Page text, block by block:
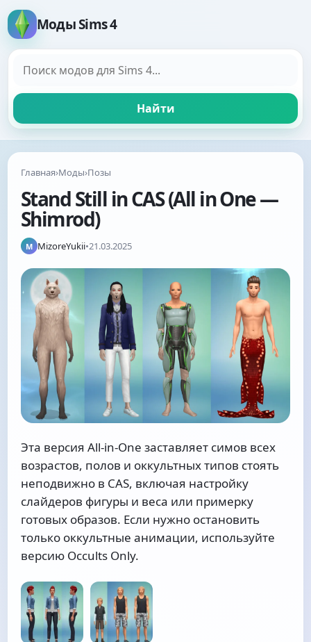
Моды Sims 4
Найти
Главная›Моды›Позы
Stand Still in CAS (All in One —
Shimrod)
M MizoreYukii•21.03.2025
Эта версия All-in-One заставляет симов всех
возрастов, полов и оккультных типов стоять
неподвижно в CAS, включая настройку
слайдеров фигуры и веса или примерку
готовых образов. Если нужно остановить
только оккультные анимации, используйте
версию Occults Only.